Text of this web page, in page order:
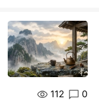
112 0